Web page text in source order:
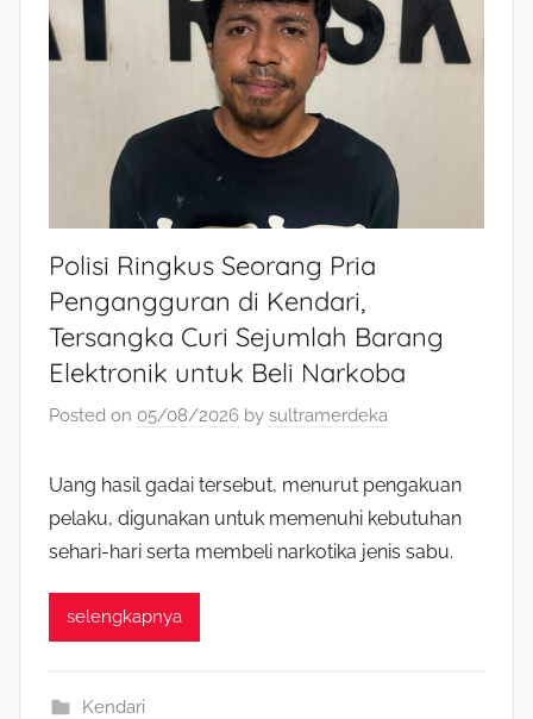
Polisi Ringkus Seorang Pria
Pengangguran di Kendari,
Tersangka Curi Sejumlah Barang
Elektronik untuk Beli Narkoba
Posted on 05/08/2026 by sultramerdeka
Uang hasil gadai tersebut, menurut pengakuan
pelaku, digunakan untuk memenuhi kebutuhan
sehari-hari serta membeli narkotika jenis sabu.
selengkapnya
Kendari